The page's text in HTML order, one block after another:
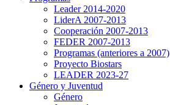
Leader 2014-2020
LiderA 2007-2013
Cooperación 2007-2013
FEDER 2007-2013
Programas (anteriores a 2007)
Proyecto Biostars
LEADER 2023-27
Género y Juventud
Género